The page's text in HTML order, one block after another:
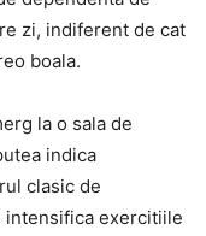
zi, indiferent de cat
boala.
la o sala de
indica
clasic de
intensifica exercitiile